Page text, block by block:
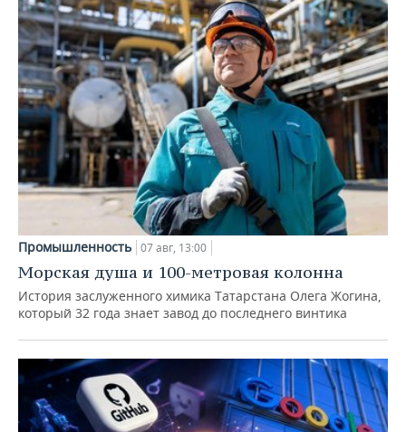
Промышленность 07 авг, 13:00
Морская душа и 100-метровая колонна
История заслуженного химика Татарстана Олега Жогина,
который 32 года знает завод до последнего винтика